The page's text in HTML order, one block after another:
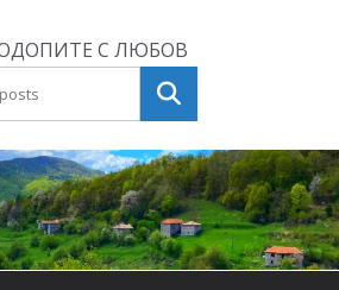
С ЛЮБОВ
Търсене